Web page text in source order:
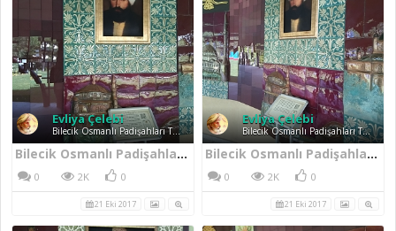
Evliya Çelebi
Bilecik Osmanlı Padişahları Tarih Şeridi
Bilecik Osmanlı Padişahları Tarih Şeridi I. Abdülhamid Han
0 2K 0
21 Eki 2017
Evliya Çelebi
Bilecik Osmanlı Padişahları Tarih Şeridi
Bilecik Osmanlı Padişahları Tarih Şeridi I. Abdülhamid Han
0 2K 0
21 Eki 2017